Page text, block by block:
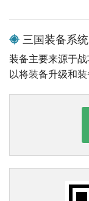
三国装备系统
装备主要来源于
以将装备升级和装